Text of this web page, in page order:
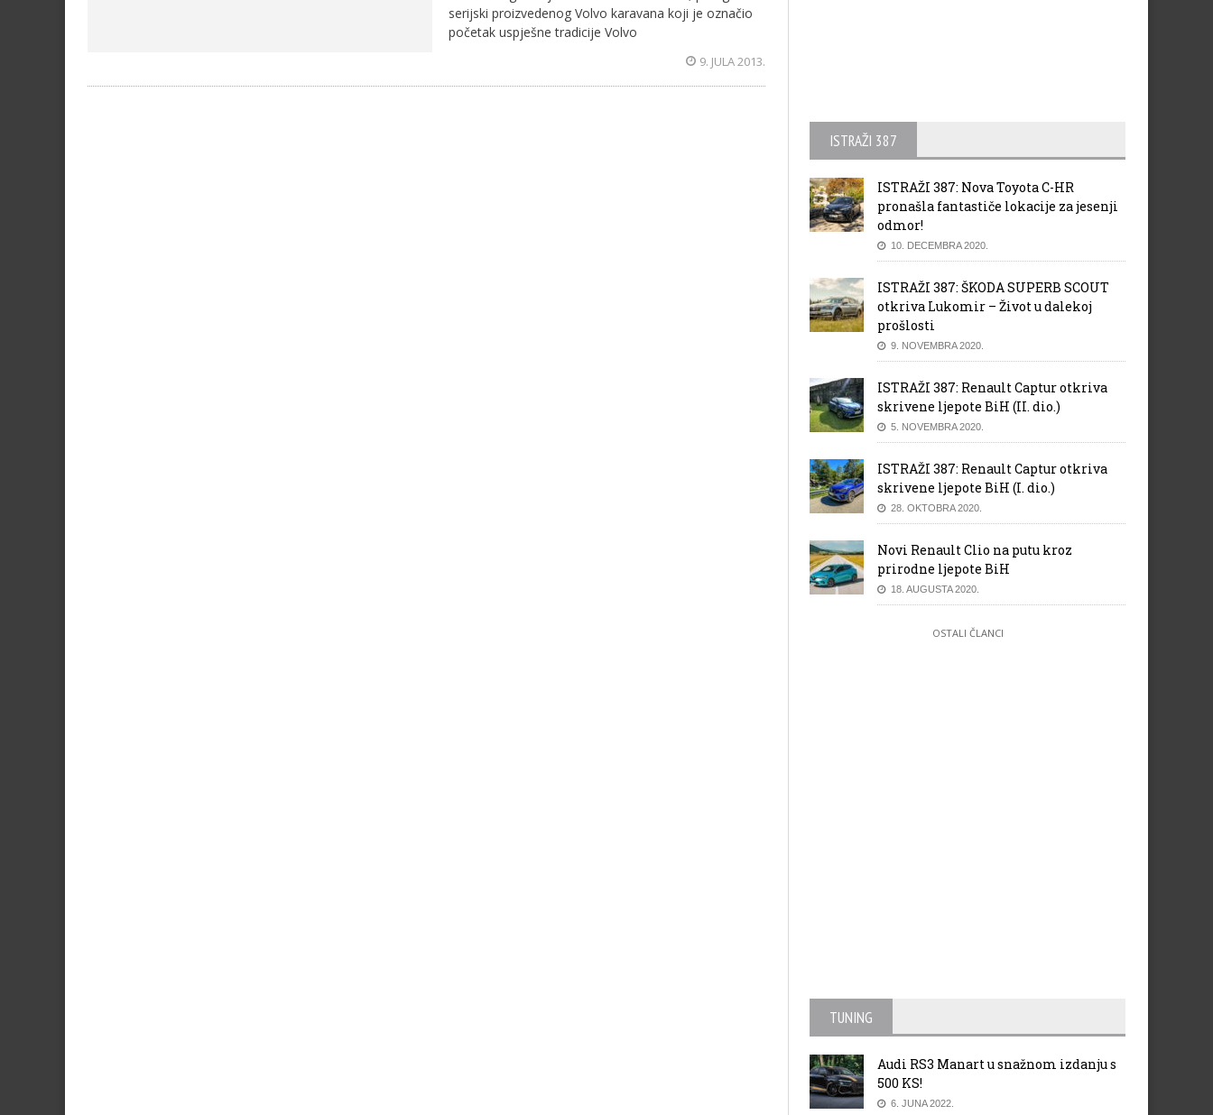
serijski proizvedenog Volvo karavana koji je označio
početak uspješne tradicije Volvo
9. JULA 2013.
ISTRAŽI 387
ISTRAŽI 387: Nova Toyota C-HR
pronašla fantastiče lokacije za jesenji
odmor!
10. DECEMBRA 2020.
ISTRAŽI 387: ŠKODA SUPERB SCOUT
otkriva Lukomir – Život u dalekoj
prošlosti
9. NOVEMBRA 2020.
ISTRAŽI 387: Renault Captur otkriva
skrivene ljepote BiH (II. dio.)
5. NOVEMBRA 2020.
ISTRAŽI 387: Renault Captur otkriva
skrivene ljepote BiH (I. dio.)
28. OKTOBRA 2020.
Novi Renault Clio na putu kroz
prirodne ljepote BiH
18. AUGUSTA 2020.
OSTALI ČLANCI
TUNING
Audi RS3 Manart u snažnom izdanju s
500 KS!
6. JUNA 2022.